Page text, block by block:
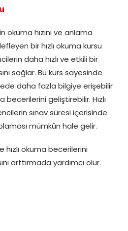
okuma hızını ve anlama
bir hızlı okuma kursu
daha hızlı ve etkili bir
sağlar. Bu kurs sayesinde
daha fazla bilgiye erişebilir
geliştirebilir. Hızlı
sınav süresi içerisinde
mümkün hale gelir.
hızlı okuma becerilerini
arttırmada yardımcı olur.